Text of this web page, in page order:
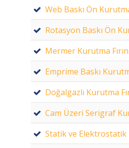
Web Baskı Ön
Rotasyon Baskı Ön
Mermer Kurutma
Emprime Baskı
Doğalgazlı Kurutma
Cam Üzeri Serigraf
Statik ve Elektrostatik